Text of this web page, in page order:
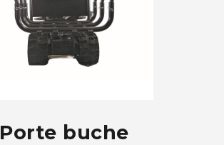
Porte buche